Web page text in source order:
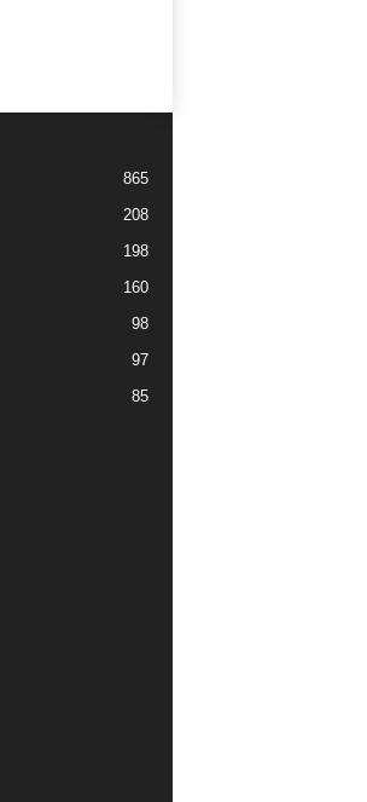
865
208
198
160
98
97
85